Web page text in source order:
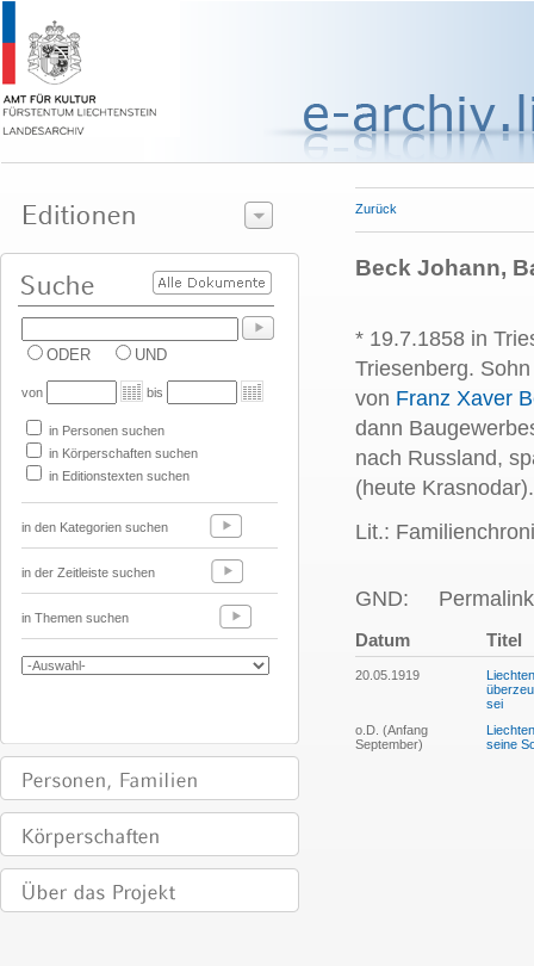
ODER UND
von bis
in Personen suchen
in Körperschaften suchen
in Editionstexten suchen
in den Kategorien suchen
in der Zeitleiste suchen
in Themen suchen
Zurück
Beck Johann,
* 19.7.1858 in
Triesenberg.
von Franz Xaver
dann
nach Russland,
(heute Krasnodar).
Lit.:
GND:
Datum Titel
20.05.1919
sei
o.D. (Anfang
September)
seine